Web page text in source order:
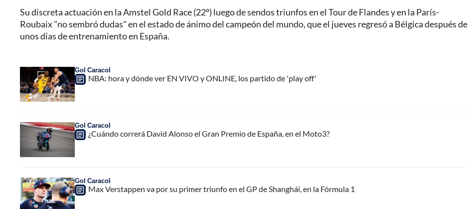
Su discreta actuación en la Amstel Gold Race (22º) luego de sendos triunfos en el Tour de Flandes y en la París-
Roubaix "no sembró dudas" en el estado de ánimo del campeón del mundo, que el jueves regresó a Bélgica después de
unos días de entrenamiento en España.
Gol Caracol
NBA: hora y dónde ver EN VIVO y ONLINE, los partido de 'play off'
Gol Caracol
¿Cuándo correrá David Alonso el Gran Premio de España, en el Moto3?
Gol Caracol
Max Verstappen va por su primer triunfo en el GP de Shanghái, en la Fórmula 1